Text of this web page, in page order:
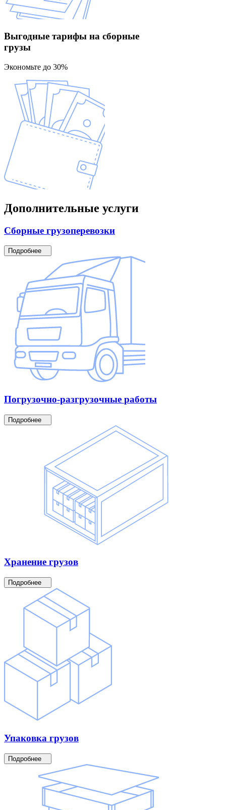
Выгодные тарифы на сборные
грузы
Экономьте до 30%
Дополнительные услуги
Сборные грузоперевозки
Подробнее
Погрузочно-разгрузочные работы
Подробнее
Хранение грузов
Подробнее
Упаковка грузов
Подробнее